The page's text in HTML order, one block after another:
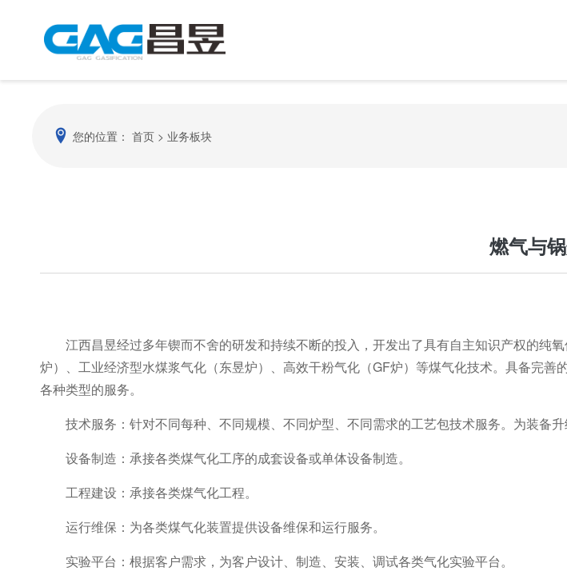
您的位置： 首页> 业务板块
燃气与
江西昌昱经过多年锲而不舍的研发和持续不断的投入，开发出了具有自主知识产权的纯
炉）、工业经济型水煤浆气化（东昱炉）、高效干粉气化（GF炉）等煤气化技术。具备完
各种类型的服务。
技术服务：针对不同每种、不同规模、不同炉型、不同需求的工艺包技术服务。为装备升
设备制造：承接各类煤气化工序的成套设备或单体设备制造。
工程建设：承接各类煤气化工程。
运行维保：为各类煤气化装置提供设备维保和运行服务。
实验平台：根据客户需求，为客户设计、制造、安装、调试各类气化实验平台。